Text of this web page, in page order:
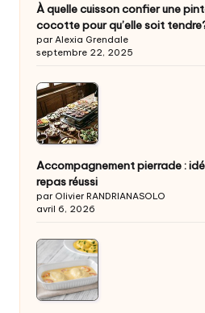
À quelle cuisson confier une
cocotte pour qu’elle soit
par Alexia Grendale
septembre 22, 2025
Accompagnement pierrade :
repas réussi
par Olivier RANDRIANASOLO
avril 6, 2026